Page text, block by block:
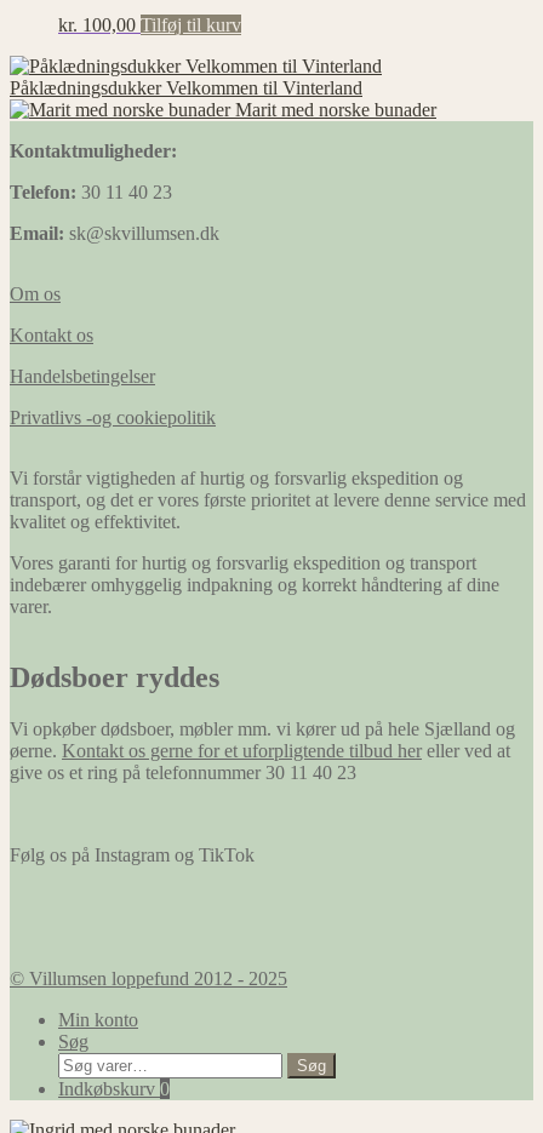
kr. 100,00 Tilføj til kurv
Påklædningsdukker Velkommen til Vinterland
Marit med norske bunader
Kontaktmuligheder:
Telefon: 30 11 40 23
Email: sk@skvillumsen.dk
Om os
Kontakt os
Handelsbetingelser
Privatlivs -og cookiepolitik
Vi forstår vigtigheden af hurtig og forsvarlig ekspedition og
transport, og det er vores første prioritet at levere denne service med
kvalitet og effektivitet.
Vores garanti for hurtig og forsvarlig ekspedition og transport
indebærer omhyggelig indpakning og korrekt håndtering af dine
varer.
Dødsboer ryddes
Vi opkøber dødsboer, møbler mm. vi kører ud på hele Sjælland og
øerne. Kontakt os gerne for et uforpligtende tilbud her eller ved at
give os et ring på telefonnummer 30 11 40 23
Følg os på Instagram og TikTok
© Villumsen loppefund 2012 - 2025
Min konto
Søg
Søg
efter:
Søg
Indkøbskurv 0